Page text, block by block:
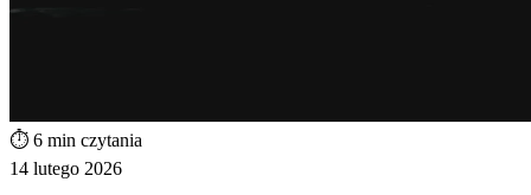
⏱️ 6 min czytania
14 lutego 2026